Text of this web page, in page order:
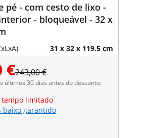
pé - com cesto de lixo -
- bloqueável - 32 x
31 x 32 x 119.5 cm
€243,00 €
últimos 30 dias antes do desconto:
limitado
baixo garantido